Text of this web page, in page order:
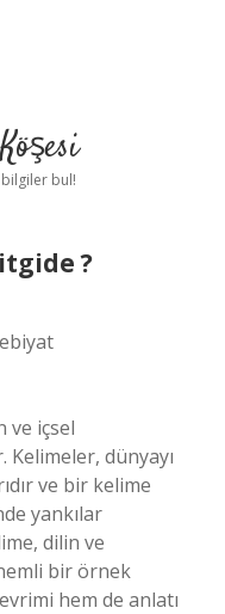
bul!
?
ve içsel
Kelimeler, dünyayı
ve bir kelime
yankılar
dilin ve
bir örnek
hem de anlatı